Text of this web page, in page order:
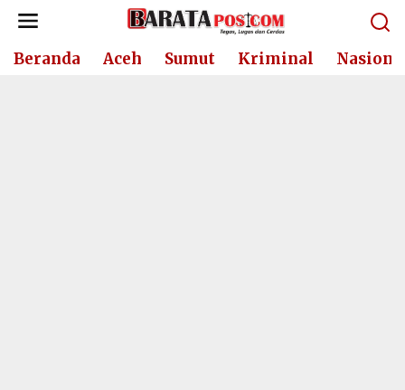
Lewati
konten
Beranda Aceh Sumut Kriminal